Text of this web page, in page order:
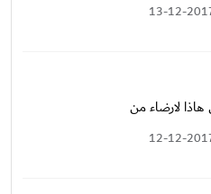
13-12-
لارضاء من
12-12-